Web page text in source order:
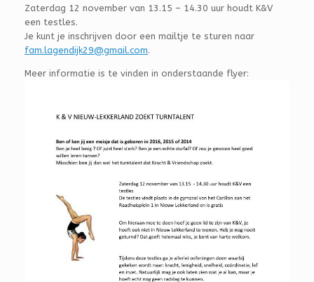
Zaterdag 12 november van 13.15 – 14.30 uur houdt K&V
een testles.
Je kunt je inschrijven door een mailtje te sturen naar
fam.lagendijk29@gmail.com.
Meer informatie is te vinden in onderstaande flyer: